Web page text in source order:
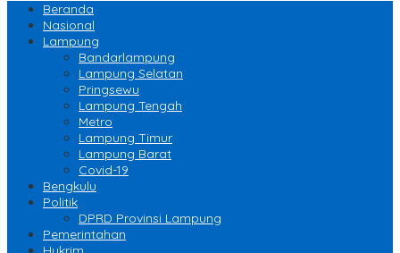
Beranda
Nasional
Lampung
Bandarlampung
Lampung Selatan
Pringsewu
Lampung Tengah
Metro
Lampung Timur
Lampung Barat
Covid-19
Bengkulu
Politik
DPRD Provinsi Lampung
Pemerintahan